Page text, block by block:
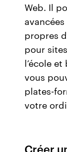
Web. Il
propres
pour
l’école
vous
plates-
votre
Créer